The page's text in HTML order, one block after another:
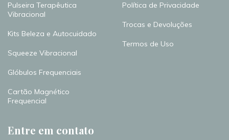
Pulseira Terapêutica
Vibracional
Kits Beleza e Autocuidado
Squeeze Vibracional
Glóbulos Frequenciais
Cartão Magnético
Frequencial
Política de Privacidade
Trocas e Devoluções
Termos de Uso
Entre em contato